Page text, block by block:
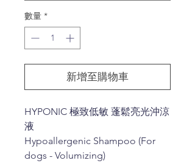
數量 *
新增至購物車
HYPONIC 極致低敏 蓬鬆亮光沖涼
液
Hypoallergenic Shampoo (For
dogs - Volumizing)